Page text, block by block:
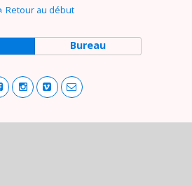
Retour au début
Bureau